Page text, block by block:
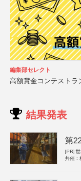
編集部セレクト
高額賞金コンテストラ
結果発表
第
[PR]
共催：